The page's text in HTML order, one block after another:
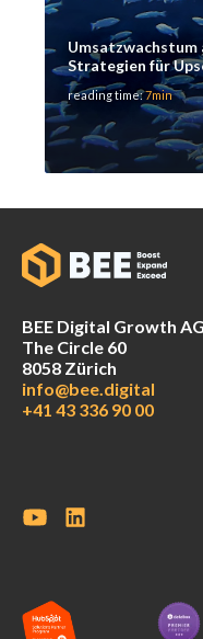
Strategien für
reading time:7min
BEE Digital Growth AG
The Circle 60
8058 Zürich
info@bee.digital
+41 43 336 90 00